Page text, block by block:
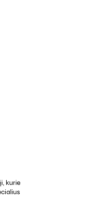
kurie